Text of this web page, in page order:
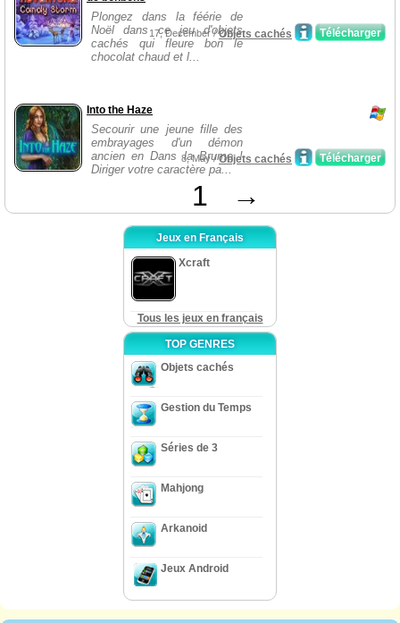
Plongez dans la féérie de
Noël dans ce jeu d'objets
cachés qui fleure bon le
chocolat chaud et l...
Télécharger
17, December /Objets cachés
Into the Haze
Secourir une jeune fille des
embrayages d'un démon
ancien en Dans la Brume !
Diriger votre caractère pa...
Télécharger
8, May /Objets cachés
1 →
Jeux en Français
Xcraft
Tous les jeux en français
TOP GENRES
Objets cachés
Gestion du Temps
Séries de 3
Mahjong
Arkanoid
Jeux Android